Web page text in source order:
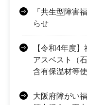
「共生型障害
らせ
【令和4年度
アスベスト（
含有保温材等
大阪府障がい